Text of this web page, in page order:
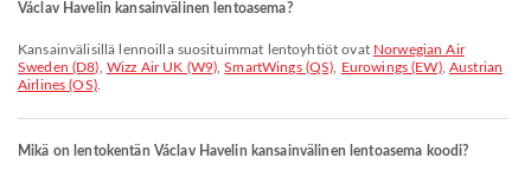
Václav Havelin kansainvälinen lentoasema?
Kansainvälisillä lennoilla suosituimmat lentoyhtiöt ovat Norwegian Air
Sweden (D8) Wizz Air UK (W9) ,SmartWings (QS) Eurowings (EW), Austrian
Airlines (OS).
Mikä on lentokentän Václav Havelin kansainvälinen lentoasema koodi?